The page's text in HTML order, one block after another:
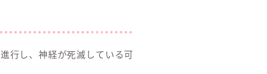
行し、神経が死滅している可